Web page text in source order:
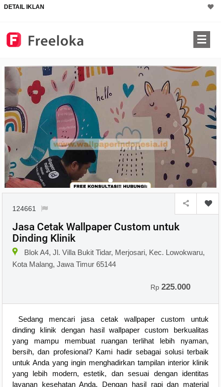
DETAIL IKLAN
124661
Jasa Cetak Wallpaper Custom untuk
Dinding Klinik
Blok A4, Jl. Villa Bukit Tidar, Merjosari, Kec. Lowokwaru,
Kota Malang, Jawa Timur 65144
Rp225.000
Sedang mencari jasa cetak wallpaper custom untuk
dinding klinik dengan hasil wallpaper custom berkualitas
yang mampu membuat ruangan terlihat lebih nyaman,
bersih, dan profesional? Kami hadir sebagai solusi terbaik
untuk Anda yang ingin menghadirkan tampilan interior klinik
yang lebih modern, estetik, dan sesuai dengan identitas
layanan kesehatan Anda. Dengan hasil rapi dan material